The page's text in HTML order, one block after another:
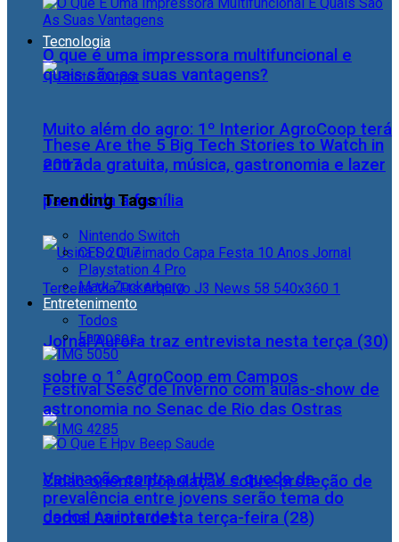
Tecnologia
Muito além do agro: 1º Interior AgroCoop terá
entrada gratuita, música, gastronomia e lazer
para toda a família
Jornal Aurora traz entrevista nesta terça (30)
sobre o 1° AgroCoop em Campos
Cidac orienta população sobre proteção de
dados na internet
O que é uma impressora multifuncional e
quais são as suas vantagens?
These Are the 5 Big Tech Stories to Watch in
2017
Trending Tags
Nintendo Switch
CES 2017
Playstation 4 Pro
Mark Zuckerberg
Entretenimento
Todos
Famosos
Festival Sesc de Inverno com aulas-show de
astronomia no Senac de Rio das Ostras
Vacinação contra o HPV e queda da
prevalência entre jovens serão tema do
Jornal Aurora desta terça-feira (28)